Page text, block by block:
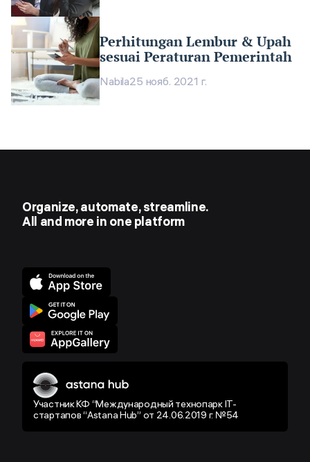
Perhitungan Lembur & Upah
sesuai Peraturan Pemerintah
Nabila25 нояб. 2021 г.
Organize, automate, streamline.
All and more in one platform
Участник КФ “Международный технопарк IT-
стартапов “Astana Hub” от 24.06.2019 г. №54